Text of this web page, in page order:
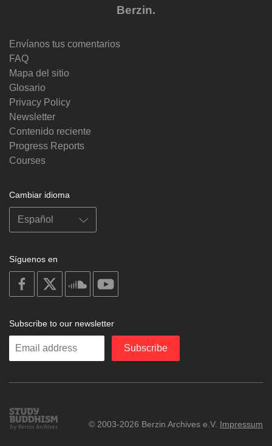
Berzin.
Envíanos tus comentarios
FAQ
Mapa del sitio
Glosario
Privacy Policy
Newsletter
Contenido reciente
Progress Reports
Courses
Cambiar idioma
Síguenos en
on
facebook
soundcloud
Subscribe to our newsletter
Enter
Subscribe
Study
Buddhism
© 2003-2026 Berzin Archives e.V. Impressum